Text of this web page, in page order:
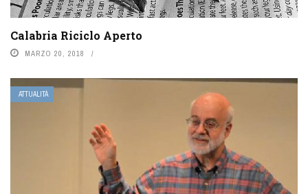
Calabria Riciclo Aperto
MARZO 20, 2018
ATTUALITÀ